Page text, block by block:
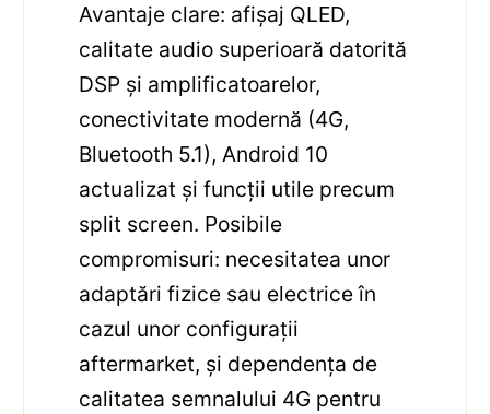
Avantaje clare: afișaj QLED,
calitate audio superioară datorită
DSP și amplificatoarelor,
conectivitate modernă (4G,
Bluetooth 5.1), Android 10
actualizat și funcții utile precum
split screen. Posibile
compromisuri: necesitatea unor
adaptări fizice sau electrice în
cazul unor configurații
aftermarket, și dependența de
calitatea semnalului 4G pentru